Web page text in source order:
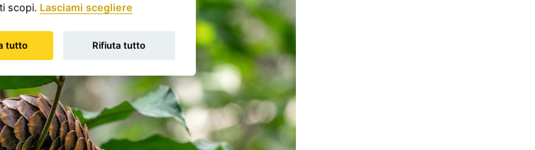
scopi. Lasciami scegliere
tutto Rifiuta tutto